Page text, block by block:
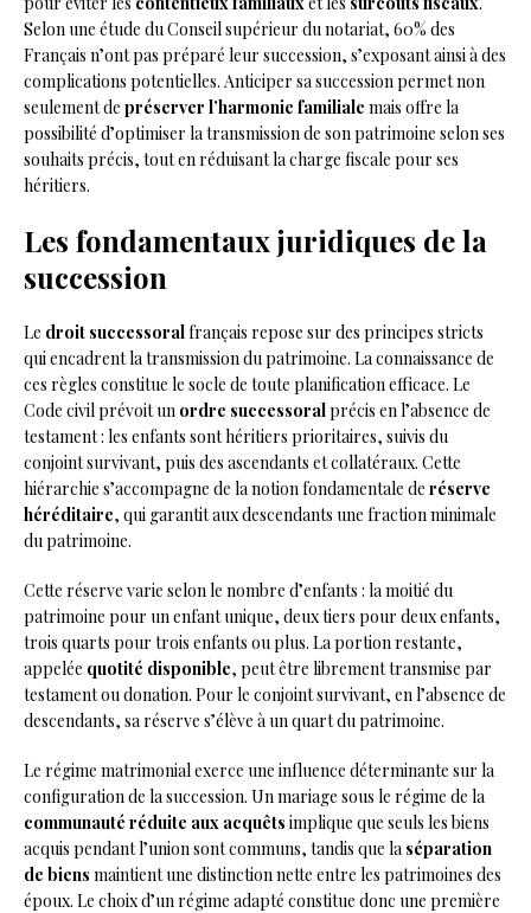
Selon une étude du Conseil supérieur du notariat, 60% des
Français n’ont pas préparé leur succession, s’exposant ainsi à des
complications potentielles. Anticiper sa succession permet non
seulement de préserver l’harmonie familiale mais offre la
possibilité d’optimiser la transmission de son patrimoine selon ses
souhaits précis, tout en réduisant la charge fiscale pour ses
héritiers.
Les fondamentaux juridiques de la
succession
Le droit successoralfrançais repose sur des principes stricts
qui encadrent la transmission du patrimoine. La connaissance de
ces règles constitue le socle de toute planification efficace. Le
Code civil prévoit un ordre successoralprécis en l’absence de
testament : les enfants sont héritiers prioritaires, suivis du
conjoint survivant, puis des ascendants et collatéraux. Cette
hiérarchie s’accompagne de la notion fondamentale de réserve
héréditaire, qui garantit aux descendants une fraction minimale
du patrimoine.
Cette réserve varie selon le nombre d’enfants : la moitié du
patrimoine pour un enfant unique, deux tiers pour deux enfants,
trois quarts pour trois enfants ou plus. La portion restante,
appelée quotité disponible, peut être librement transmise par
testament ou donation. Pour le conjoint survivant, en l’absence de
descendants, sa réserve s’élève à un quart du patrimoine.
Le régime matrimonial exerce une influence déterminante sur la
configuration de la succession. Un mariage sous le régime de la
communauté réduite aux acquêts implique que seuls les biens
acquis pendant l’union sont communs, tandis que la séparation
de biens maintient une distinction nette entre les patrimoines des
époux. Le choix d’un régime adapté constitue donc une première